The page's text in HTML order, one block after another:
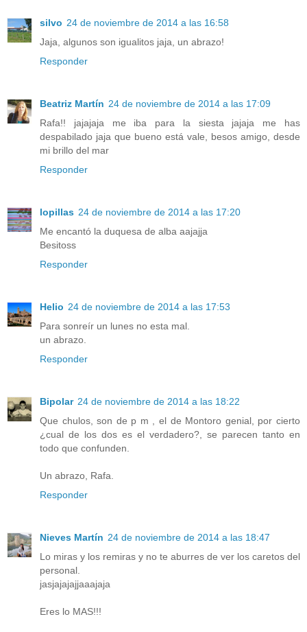
silvo 24 de noviembre de 2014 a las 16:58
Jaja, algunos son igualitos jaja, un abrazo!
Responder
Beatriz Martín 24 de noviembre de 2014 a las 17:09
Rafa!! jajajaja me iba para la siesta jajaja me has
despabilado jaja que bueno está vale, besos amigo, desde
mi brillo del mar
Responder
lopillas 24 de noviembre de 2014 a las 17:20
Me encantó la duquesa de alba aajajja
Besitoss
Responder
Helio 24 de noviembre de 2014 a las 17:53
Para sonreír un lunes no esta mal.
un abrazo.
Responder
Bipolar 24 de noviembre de 2014 a las 18:22
Que chulos, son de p m , el de Montoro genial, por cierto
¿cual de los dos es el verdadero?, se parecen tanto en
todo que confunden.
Un abrazo, Rafa.
Responder
Nieves Martín 24 de noviembre de 2014 a las 18:47
Lo miras y los remiras y no te aburres de ver los caretos del
personal.
jasjajajajjaaajaja
Eres lo MAS!!!